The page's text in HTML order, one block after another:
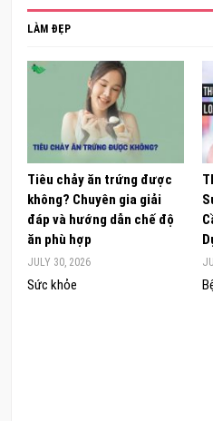
LÀM ĐẸP
Tiêu chảy ăn trứng được
không? Chuyên gia giải
đáp và hướng dẫn chế độ
ăn phù hợp
JULY 30, 2026
Sức khỏe